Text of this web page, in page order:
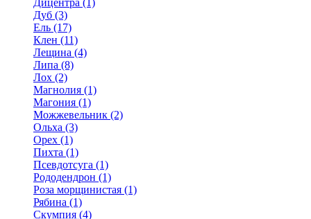
Дицентра (1)
Дуб (3)
Ель (17)
Клен (11)
Лещина (4)
Липа (8)
Лох (2)
Магнолия (1)
Магония (1)
Можжевельник (2)
Ольха (3)
Орех (1)
Пихта (1)
Псевдотсуга (1)
Рододендрон (1)
Роза морщинистая (1)
Рябина (1)
Скумпия (4)